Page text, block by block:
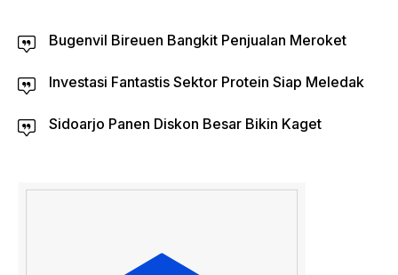
Bugenvil Bireuen Bangkit Penjualan Meroket
Investasi Fantastis Sektor Protein Siap Meledak
Sidoarjo Panen Diskon Besar Bikin Kaget